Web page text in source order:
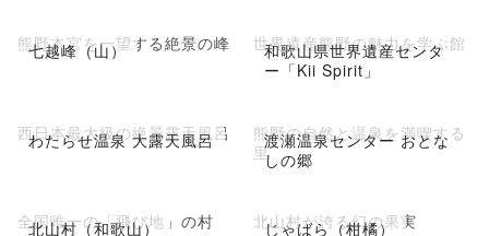
七越峰（山）
熊野本宮を一望する絶景の峰
和歌山県世界遺産センタ
ー「Kii Spirit」
世界遺産熊野の魅力を学ぶ館
わたらせ温泉 大露天風呂
西日本最大級の絶景露天風呂
渡瀬温泉センター おとな
しの郷
熊野の自然と温泉を満喫する
里
北山村（和歌山）
全国唯一の「飛び地」の村 じゃばら（柑橘）
北山村が誇る幻の果実